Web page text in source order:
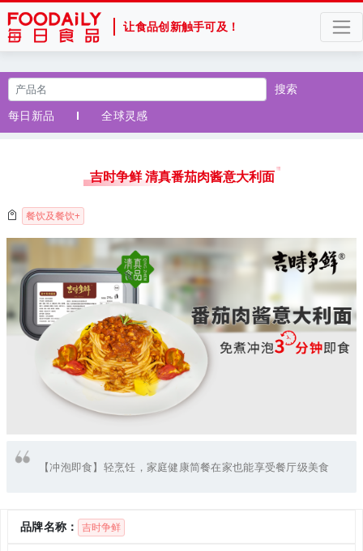
让食品创新触手可及！
搜索
每日新品
全球灵感
吉时争鲜 清真番茄肉酱意大利面
餐饮及餐饮+
【冲泡即食】轻烹饪，家庭健康简餐在家也能享受餐厅级美食
品牌名称： 吉时争鲜